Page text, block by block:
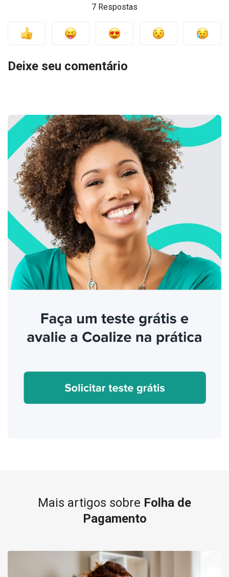
7 Respostas
Deixe seu comentário
Mais artigos sobre Folha de
Pagamento